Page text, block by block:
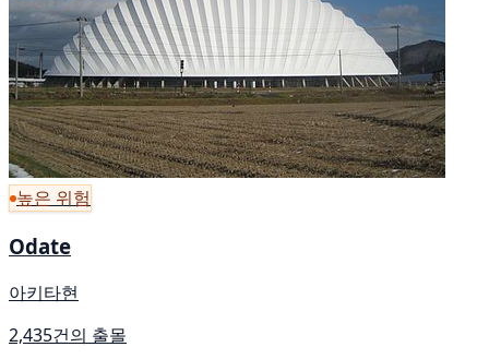
높은 위험
Odate
아키타현
2,435건의 출몰